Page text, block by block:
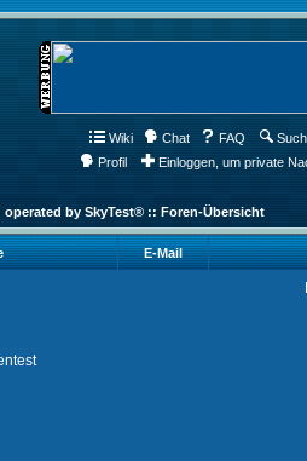
Wiki Chat FAQ
Profil
Einloggen, um private
by SkyTest® :: Foren-Übersicht
E-Mail